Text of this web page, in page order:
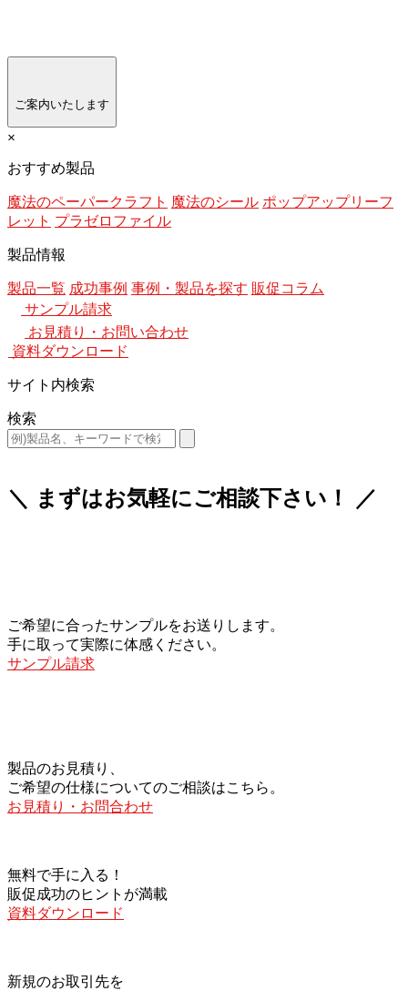
ご案内いたします
×
おすすめ製品
魔法のペーパークラフト 魔法のシール ポップアップリーフ
レット プラゼロファイル
製品情報
製品一覧 成功事例 事例・製品を探す 販促コラム
サンプル請求
お見積り・お問い合わせ
資料ダウンロード
サイト内検索
検索
＼ まずはお気軽にご相談下さい！ ／
ご希望に合ったサンプルをお送りします。
手に取って実際に体感ください。
サンプル請求
製品のお見積り、
ご希望の仕様についてのご相談はこちら。
お見積り・お問合わせ
無料で手に入る！
販促成功のヒントが満載
資料ダウンロード
新規のお取引先を